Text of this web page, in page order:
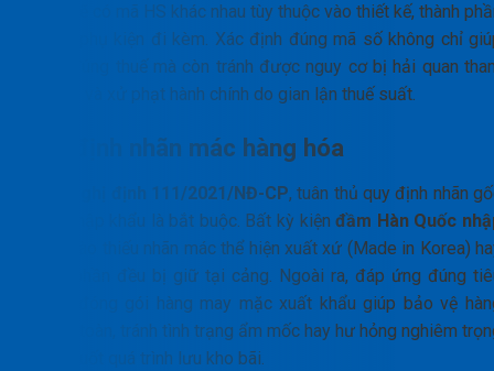
sẽ có mã HS khác nhau tùy thuộc vào thiết kế, thành
dệt và phụ kiện đi kèm. Xác định đúng mã số không chỉ
đóng đúng thuế mà còn tránh được nguy cơ bị hải quan
vấn giá và xử phạt hành chính do gian lận thuế suất.
Quy định nhãn mác hàng hóa
Nghị định 111/2021/NĐ-CP, tuân thủ quy định nhãn
hàng nhập khẩu là bắt buộc. Bất kỳ kiệnđầm Hàn Quốc
nào thiếu nhãn mác thể hiện xuất xứ (Made in Korea)
thành phần đều bị giữ tại cảng. Ngoài ra, đáp ứng đúng
chuẩn đóng gói hàng may mặc xuất khẩu giúp bảo vệ
hóa an toàn, tránh tình trạng ẩm mốc hay hư hỏng nghiêm
trong suốt quá trình lưu kho bãi.